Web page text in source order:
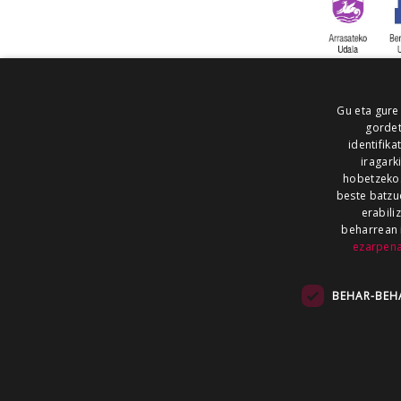
ALEA
NOAUA
Gu eta
hobetzeko.
beste
beharrean
BEHAR-